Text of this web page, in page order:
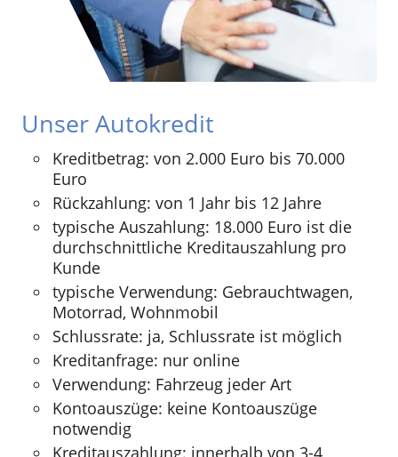
Unser Autokredit
Kreditbetrag: von 2.000 Euro bis 70.000
Euro
Rückzahlung: von 1 Jahr bis 12 Jahre
typische Auszahlung: 18.000 Euro ist die
durchschnittliche Kreditauszahlung pro
Kunde
typische Verwendung: Gebrauchtwagen,
Motorrad, Wohnmobil
Schlussrate: ja, Schlussrate ist möglich
Kreditanfrage: nur online
Verwendung: Fahrzeug jeder Art
Kontoauszüge: keine Kontoauszüge
notwendig
Kreditauszahlung: innerhalb von 3-4